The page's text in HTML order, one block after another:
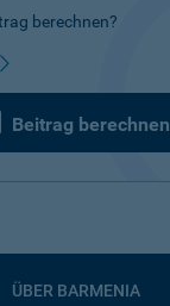
berechnen?
Beitrag berechnen
ÜBER BARMENIA